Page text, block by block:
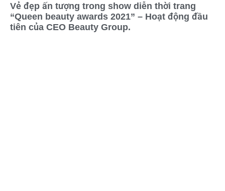
Vẻ đẹp ấn tượng trong show diễn thời trang
“Queen beauty awards 2021” – Hoạt động đầu
tiên của CEO Beauty Group.